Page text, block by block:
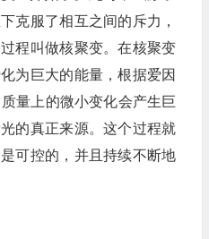
克服了相互之间的斥力，
程叫做核聚变。在核聚变
为巨大的能量，根据爱因
量上的微小变化会产生巨
的真正来源。这个过程就
可控的，并且持续不断地